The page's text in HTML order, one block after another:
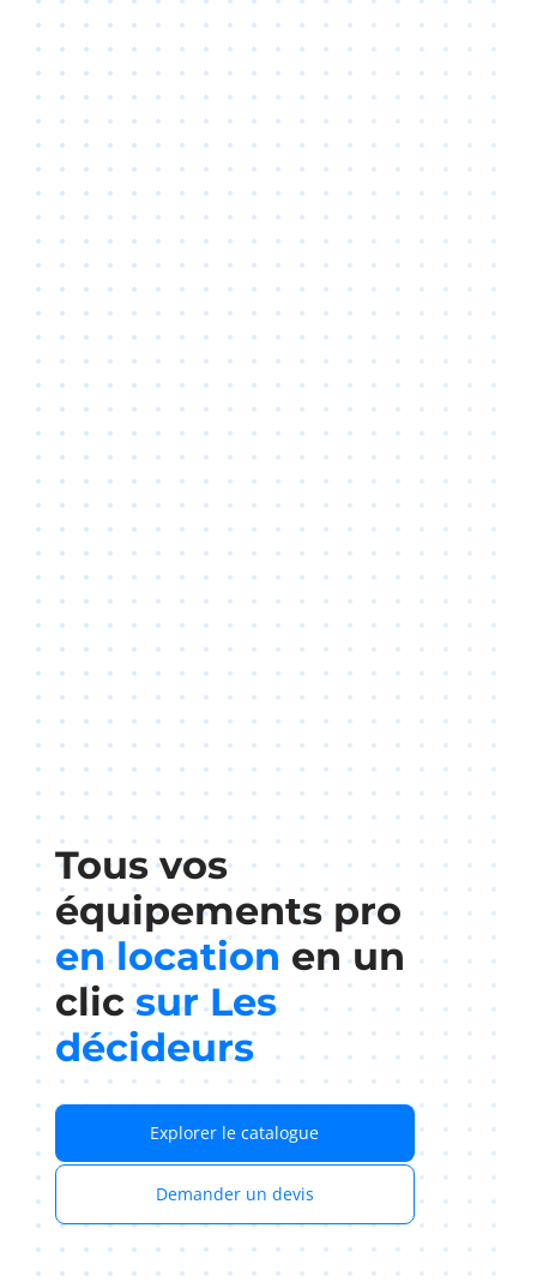
Tous vos
équipements pro
en location en un
clicsur Les
décideurs
Explorer le catalogue
Demander un devis